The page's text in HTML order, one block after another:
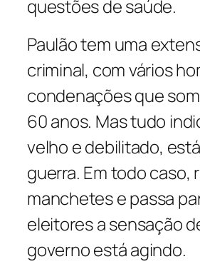
questões de saúde.
Paulão tem uma
criminal, com vários
condenações que
60 anos. Mas tudo
velho e debilitado,
guerra. Em todo caso,
manchetes e passa
eleitores a sensação
governo está agindo.